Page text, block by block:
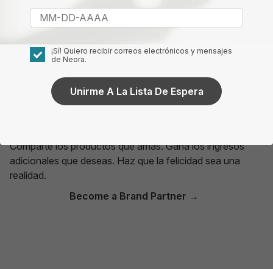
Comparte los productos que amas. Gana los ingresos
adicionales que deseas. Haz que la felicidad sea una
realidad.
Become a Brand Partner
¡Sí! Quiero recibir correos electrónicos y mensajes
de Neora.
Unirme A La Lista De Espera